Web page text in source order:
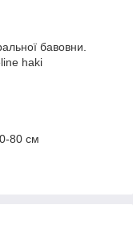
бавовни.
haki
80 см